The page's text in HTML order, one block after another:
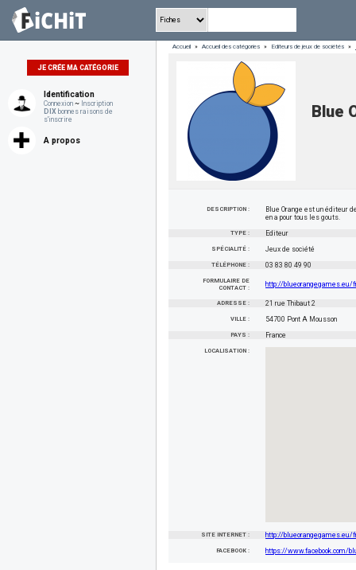
JE CRÉE MA CATÉGORIE
Identification
Connexion ~ Inscription
DIX bonnes raisons de
s'inscrire
A propos
Accueil » Accueil des catégories » Editeurs de jeux de sociétés »
Blue
DESCRIPTION :
Blue Orange est un éditeur
en a pour tous les gouts.
TYPE : Editeur
SPÉCIALITÉ : Jeux de société
TÉLÉPHONE : 03 83 80 49 90
FORMULAIRE DE
CONTACT :
http://blueorangegames.eu/
ADRESSE : 21 rue Thibaut 2
VILLE : 54700 Pont A Mousson
PAYS : France
LOCALISATION :
SITE INTERNET : http://blueorangegames.eu/
FACEBOOK : https://www.facebook.com/